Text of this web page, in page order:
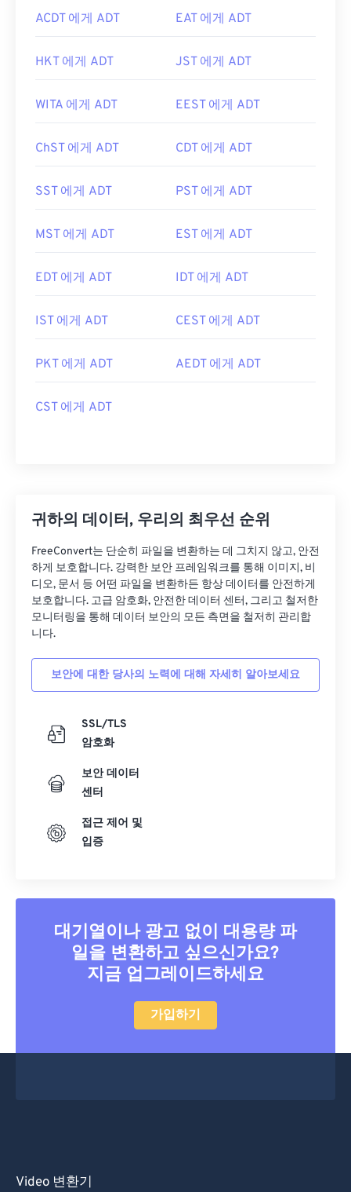
ACDT 에게 ADT EAT 에게 ADT
HKT 에게 ADT JST 에게 ADT
WITA 에게 ADT EEST 에게 ADT
ChST 에게 ADT CDT 에게 ADT
SST 에게 ADT PST 에게 ADT
MST 에게 ADT EST 에게 ADT
EDT 에게 ADT IDT 에게 ADT
IST 에게 ADT CEST 에게 ADT
PKT 에게 ADT AEDT 에게 ADT
CST 에게 ADT
귀하의 데이터, 우리의 최우선 순위
FreeConvert는 단순히 파일을 변환하는 데 그치지 않고, 안전
하게 보호합니다. 강력한 보안 프레임워크를 통해 이미지, 비
디오, 문서 등 어떤 파일을 변환하든 항상 데이터를 안전하게
보호합니다. 고급 암호화, 안전한 데이터 센터, 그리고 철저한
모니터링을 통해 데이터 보안의 모든 측면을 철저히 관리합
니다.
보안에 대한 당사의 노력에 대해 자세히 알아보세요
SSL/TLS
암호화
보안 데이터
센터
접근 제어 및
입증
대기열이나 광고 없이 대용량 파
일을 변환하고 싶으신가요?
지금 업그레이드하세요
가입하기
Video 변환기